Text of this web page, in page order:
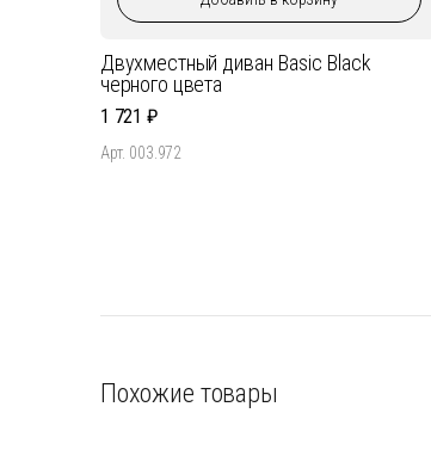
Двухместный диван Basic Black
черного цвета
1 721
Арт. 003.972
Похожие товары